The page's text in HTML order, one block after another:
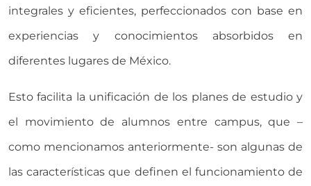
integrales y eficientes, perfeccionados con base en
experiencias y conocimientos absorbidos en
diferentes lugares de México.
Esto facilita la unificación de los planes de estudio y
el movimiento de alumnos entre campus, que –
como mencionamos anteriormente- son algunas de
las características que definen el funcionamiento de